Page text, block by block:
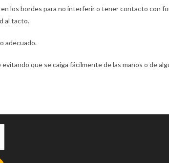
los bordes para no interferir o tener contacto con
al tacto.
adecuado.
que se caiga fácilmente de las manos o de